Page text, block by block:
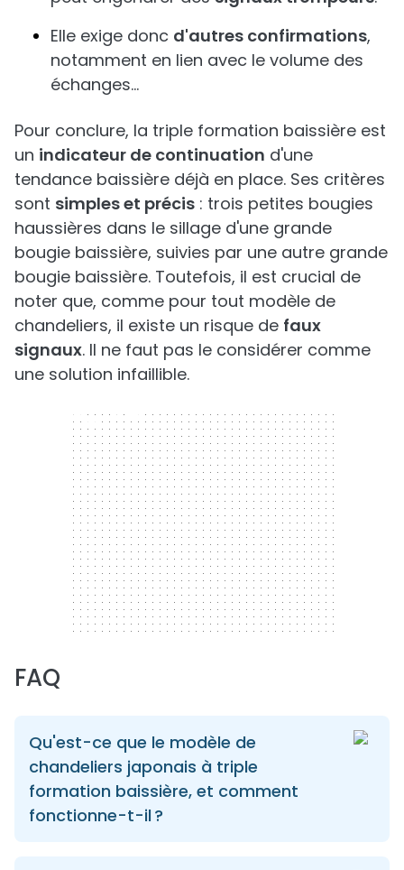
Elle exige donc d'autres confirmations,
notamment en lien avec le volume des
échanges...
Pour conclure, la triple formation baissière est
un indicateur de continuation d'une
tendance baissière déjà en place. Ses critères
sont simples et précis : trois petites bougies
haussières dans le sillage d'une grande
bougie baissière, suivies par une autre grande
bougie baissière. Toutefois, il est crucial de
noter que, comme pour tout modèle de
chandeliers, il existe un risque de faux
signaux. Il ne faut pas le considérer comme
une solution infaillible.
300 x 250
FAQ
Qu'est-ce que le modèle de
chandeliers japonais à triple
formation baissière, et comment
fonctionne-t-il ?